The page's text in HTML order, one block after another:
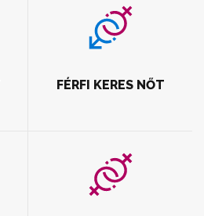
FÉRFI KERES NŐT